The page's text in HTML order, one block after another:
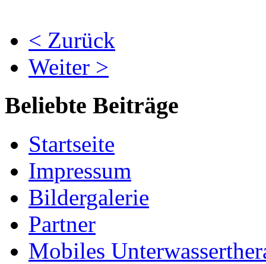
< Zurück
Weiter >
Beliebte Beiträge
Startseite
Impressum
Bildergalerie
Partner
Mobiles